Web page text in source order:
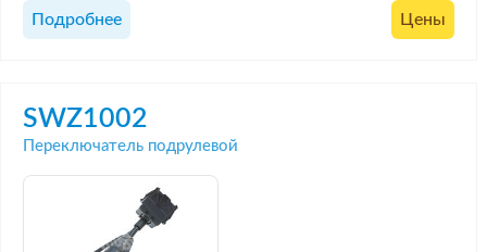
Подробнее Цены
SWZ1002
Переключатель подрулевой